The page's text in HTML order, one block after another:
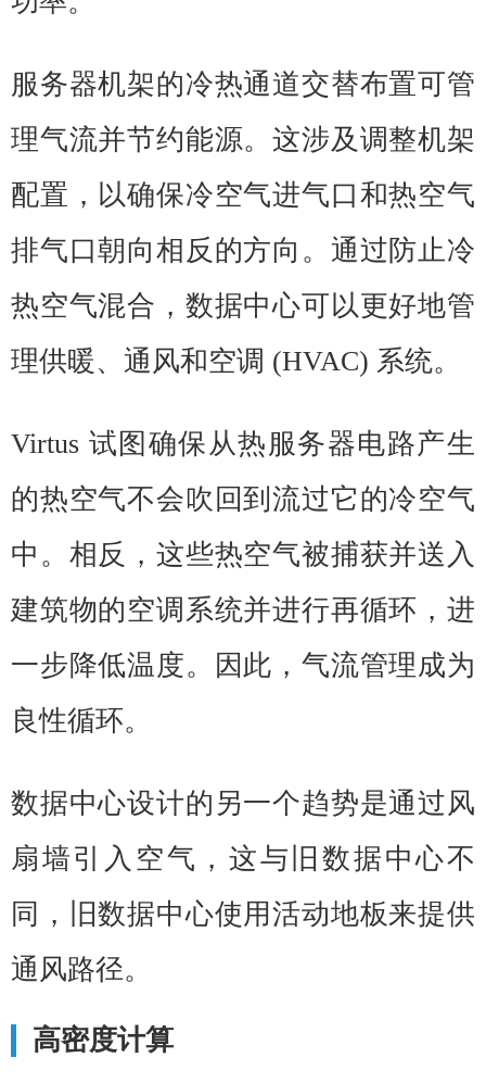
服务器机架的冷热通道交替布置可管
理气流并节约能源。这涉及调整机架
配置，以确保冷空气进气口和热空气
排气口朝向相反的方向。通过防止冷
热空气混合，数据中心可以更好地管
理供暖、通风和空调 (HVAC) 系统。
Virtus 试图确保从热服务器电路产生
的热空气不会吹回到流过它的冷空气
中。相反，这些热空气被捕获并送入
建筑物的空调系统并进行再循环，进
一步降低温度。因此，气流管理成为
良性循环。
数据中心设计的另一个趋势是通过风
扇墙引入空气，这与旧数据中心不
同，旧数据中心使用活动地板来提供
通风路径。
高密度计算